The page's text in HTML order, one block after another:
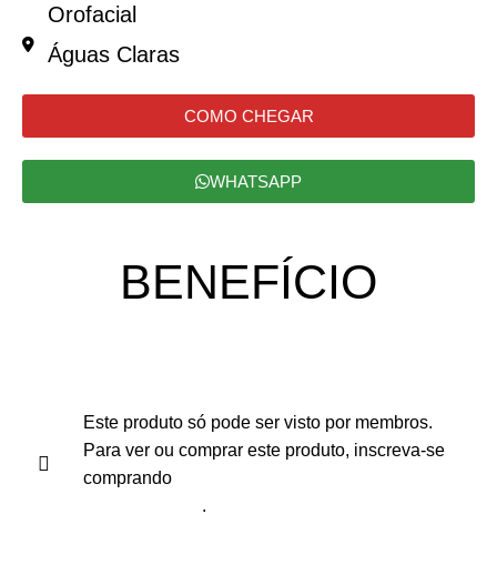
Orofacial
Águas Claras
COMO CHEGAR
WHATSAPP
BENEFÍCIO
Este produto só pode ser visto por membros.
Para ver ou comprar este produto, inscreva-se
comprando
.